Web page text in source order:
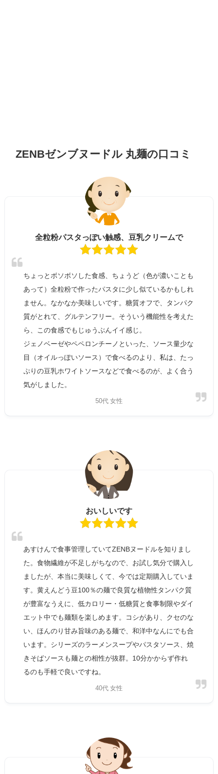
ZENBゼンブヌードル 丸麺の口コミ
全粒粉パスタっぽい触感、豆乳クリームで
ちょっとボソボソした食感、ちょうど（色が濃いことも
あって）全粒粉で作ったパスタに少し似ているかもしれ
ません。なかなか美味しいです。糖質オフで、タンパク
質がとれて、グルテンフリー。そういう機能性を考えた
ら、この食感でもじゅうぶんイイ感じ。
ジェノベーゼやペペロンチーノといった、ソース量少な
目（オイルっぽいソース）で食べるのより、私は、たっ
ぷりの豆乳ホワイトソースなどで食べるのが、よく合う
気がしました。
50代 女性
おいしいです
あすけんで食事管理していてZENBヌードルを知りまし
た。食物繊維が不足しがちなので、お試し気分で購入し
ましたが、本当に美味しくて、今では定期購入していま
す。黄えんどう豆100％の麺で良質な植物性タンパク質
が豊富なうえに、低カロリー・低糖質と食事制限やダイ
エット中でも麺類を楽しめます。コシがあり、クセのな
い、ほんのり甘み旨味のある麺で、和洋中なんにでも合
います。シリーズのラーメンスープやパスタソース、焼
きそばソースも麺との相性が抜群。10分かからず作れ
るのも手軽で良いですね。
40代 女性